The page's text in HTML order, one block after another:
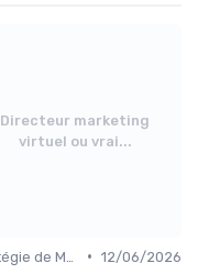
Directeur marketing
virtuel ou vrai...
• 12/06/2026